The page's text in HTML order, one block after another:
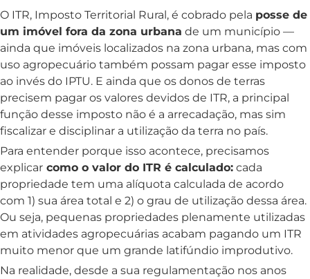
O ITR, Imposto Territorial Rural, é cobrado pela posse de
um imóvel fora da zona urbana de um município —
ainda que imóveis localizados na zona urbana, mas com
uso agropecuário também possam pagar esse imposto
ao invés do IPTU. E ainda que os donos de terras
precisem pagar os valores devidos de ITR, a principal
função desse imposto não é a arrecadação, mas sim
fiscalizar e disciplinar a utilização da terra no país.
Para entender porque isso acontece, precisamos
explicar como o valor do ITR é calculado: cada
propriedade tem uma alíquota calculada de acordo
com 1) sua área total e 2) o grau de utilização dessa área.
Ou seja, pequenas propriedades plenamente utilizadas
em atividades agropecuárias acabam pagando um ITR
muito menor que um grande latifúndio improdutivo.
Na realidade, desde a sua regulamentação nos anos